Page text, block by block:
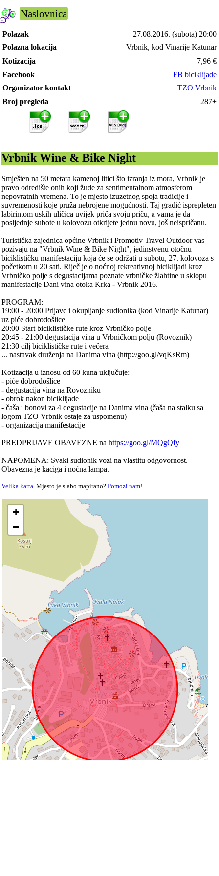
Naslovnica
Polazak 27.08.2016. (subota) 20:00
Polazna lokacija
Vrbnik, kod Vinarije Katunar
Kotizacija
7,96 €
Facebook
FB biciklijade
Organizator kontakt
TZO Vrbnik
Broj pregleda
287+
Vrbnik Wine & Bike Night
Smješten na 50 metara kamenoj litici što izranja iz mora, Vrbnik je
pravo odredište onih koji žude za sentimentalnom atmosferom
nepovratnih vremena. To je mjesto izuzetnog spoja tradicije i
suvremenosti koje pruža nebrojene mogućnosti. Taj gradić isprepleten
labirintom uskih uličica uvijek priča svoju priču, a vama je da
posljednje subote u kolovozu otkrijete jednu novu, još neispričanu.
Turistička zajednica općine Vrbnik i Promotiv Travel Outdoor vas
pozivaju na "Vrbnik Wine & Bike Night", jedinstvenu otočnu
biciklističku manifestaciju koja će se održati u subotu, 27. kolovoza s
početkom u 20 sati. Riječ je o noćnoj rekreativnoj biciklijadi kroz
Vrbničko polje s degustacijama poznate vrbničke žlahtine u sklopu
manifestacije Dani vina otoka Krka - Vrbnik 2016.
PROGRAM:
19:00 - 20:00 Prijave i okupljanje sudionika (kod Vinarije Katunar)
uz piće dobrodošlice
20:00 Start biciklističke rute kroz Vrbničko polje
20:45 - 21:00 degustacija vina u Vrbničkom polju (Rovoznik)
21:30 cilj biciklističke rute i večera
... nastavak druženja na Danima vina (http://goo.gl/vqKsRm)
Kotizacija u iznosu od 60 kuna uključuje:
- piće dobrodošlice
- degustacija vina na Rovozniku
- obrok nakon biciklijade
- čaša i bonovi za 4 degustacije na Danima vina (čaša na stalku sa
logom TZO Vrbnik ostaje za uspomenu)
- organizacija manifestacije
PREDPRIJAVE OBAVEZNE nahttps://goo.gl/MQgQfy
NAPOMENA: Svaki sudionik vozi na vlastitu odgovornost.
Obavezna je kaciga i noćna lampa.
Velika karta . Mjesto je slabo mapirano?Pomozi nam!
+
−